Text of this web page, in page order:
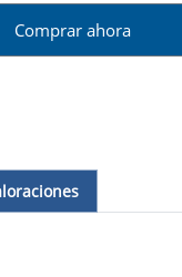
Comprar ahora